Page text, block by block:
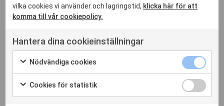
vilka cookies vi använder och lagringstid, klicka här för att
komma till vår cookiepolicy.
Hantera dina cookieinställningar
Nödvändiga cookies
Cookies för statistik